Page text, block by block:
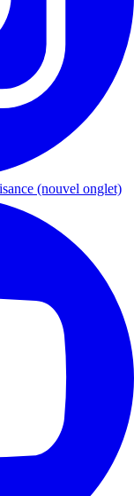
(nouvel onglet)